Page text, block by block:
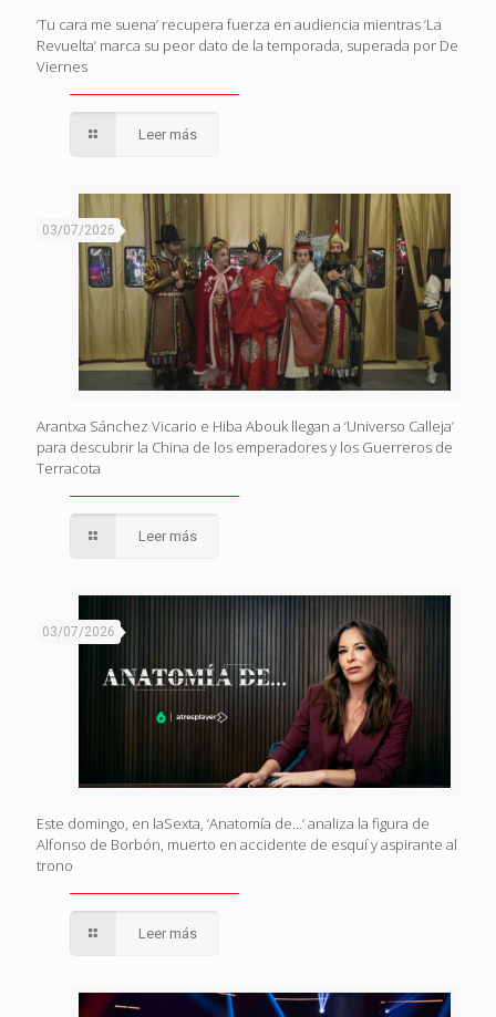
‘Tu cara me suena’ recupera fuerza en audiencia mientras ‘La
Revuelta’ marca su peor dato de la temporada, superada por De
Viernes
Leer más
03/07/2026
Arantxa Sánchez Vicario e Hiba Abouk llegan a ‘Universo Calleja’
para descubrir la China de los emperadores y los Guerreros de
Terracota
Leer más
03/07/2026
Este domingo, en laSexta, ‘Anatomía de…’ analiza la figura de
Alfonso de Borbón, muerto en accidente de esquí y aspirante al
trono
Leer más